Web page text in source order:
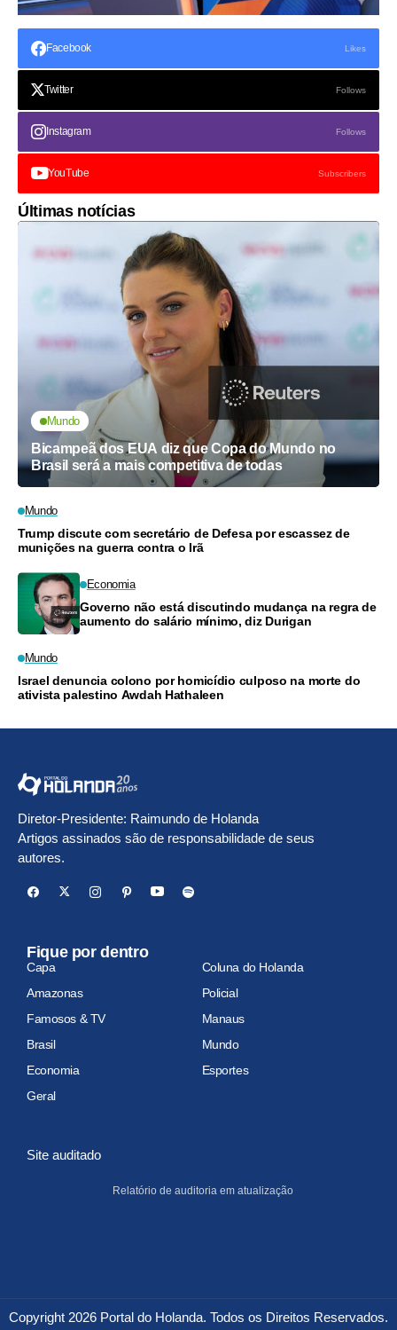
Facebook Likes
Twitter Follows
Instagram Follows
YouTube Subscribers
Últimas notícias
Mundo
Bicampeã dos EUA diz que Copa do Mundo no
Brasil será a mais competitiva de todas
Mundo
Trump discute com secretário de Defesa por escassez de
munições na guerra contra o Irã
Economia
Governo não está discutindo mudança na regra de
aumento do salário mínimo, diz Durigan
Mundo
Israel denuncia colono por homicídio culposo na morte do
ativista palestino Awdah Hathaleen
Diretor-Presidente: Raimundo de Holanda
Artigos assinados são de responsabilidade de seus
autores.
Fique por dentro
Capa
Coluna do Holanda
Amazonas
Policial
Famosos & TV
Manaus
Brasil
Mundo
Economia
Esportes
Geral
Site auditado
Relatório de auditoria em atualização
Copyright 2026 Portal do Holanda. Todos os Direitos Reservados.